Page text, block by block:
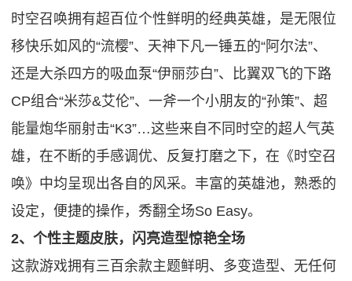
时空召唤拥有超百位个性鲜明的经典英雄，是无限位
移快乐如风的“流樱”、天神下凡一锤五的“阿尔法”、
还是大杀四方的吸血泵“伊丽莎白”、比翼双飞的下路
CP组合“米莎&艾伦”、一斧一个小朋友的“孙策”、超
能量炮华丽射击“K3”…这些来自不同时空的超人气英
雄，在不断的手感调优、反复打磨之下，在《时空召
唤》中均呈现出各自的风采。丰富的英雄池，熟悉的
设定，便捷的操作，秀翻全场So Easy。
2、个性主题皮肤，闪亮造型惊艳全场
这款游戏拥有三百余款主题鲜明、多变造型、无任何